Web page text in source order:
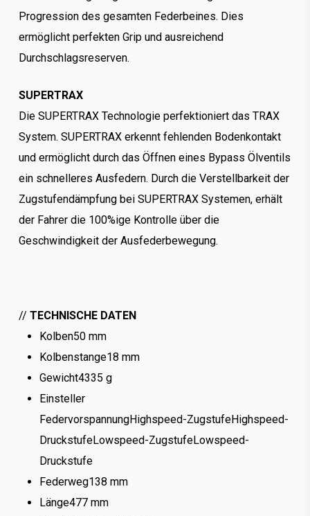
Progression des gesamten Federbeines. Dies
ermöglicht perfekten Grip und ausreichend
Durchschlagsreserven.
SUPERTRAX
Die SUPERTRAX Technologie perfektioniert das TRAX
System. SUPERTRAX erkennt fehlenden Bodenkontakt
und ermöglicht durch das Öffnen eines Bypass Ölventils
ein schnelleres Ausfedern. Durch die Verstellbarkeit der
Zugstufendämpfung bei SUPERTRAX Systemen, erhält
der Fahrer die 100%ige Kontrolle über die
Geschwindigkeit der Ausfederbewegung.
// TECHNISCHE DATEN
Kolben50 mm
Kolbenstange18 mm
Gewicht4335 g
Einsteller
FedervorspannungHighspeed-ZugstufeHighspeed-
DruckstufeLowspeed-ZugstufeLowspeed-
Druckstufe
Federweg138 mm
Länge477 mm